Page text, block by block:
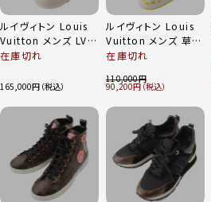
ルイヴィトン Louis
Vuitton メンズ LV
トレイナー マキシ･ラ
ー 1AB8RN ホワイト
在庫切れ
165,000
ルイヴィトン Louis
Vuitton メンズ 草間
彌生 トレーナー レザ
カー ホワイト×イエ
在庫切れ
110,000
90,200